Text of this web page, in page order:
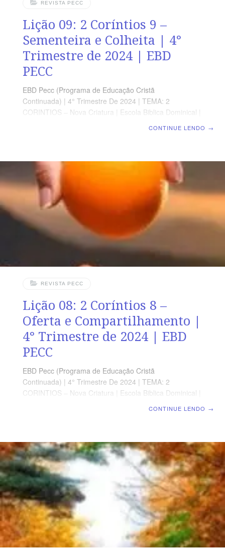
REVISTA PECC
Lição 09: 2 Coríntios 9 –
Sementeira e Colheita | 4°
Trimestre de 2024 | EBD
PECC
EBD Pecc (Programa de Educação Cristã
Continuada) | 4° Trimestre De 2024 | TEMA: 2
CORINTIOS – Nova Criatura | Escola Biblica Dominical |
página. ORIENTAÇÃO PEDAGÓGICA Em 2 Coríntios 9
há 15 versos. Sugerimos começar a aula lendo, com os
alunos, 2 Coríntios 9.1-15 (5 a 7 min.). A revista
funciona como guia de estudo e leitura complementar,
mas não substitui
CONTINUE LENDO →
REVISTA PECC
Lição 08: 2 Coríntios 8 –
Oferta e Compartilhamento |
4° Trimestre de 2024 | EBD
PECC
EBD Pecc (Programa de Educação Cristã
Continuada) | 4° Trimestre De 2024 | TEMA: 2
CORINTIOS – Nova Criatura | Escola Biblica Dominical |
página. ORIENTAÇÃO PEDAGÓGICA Em 2 Coríntios 8
há 24 versos. Sugerimos começar a aula lendo, com os
alunos, 2 Coríntios 8.1-15 (2 a 3 min.). A revista
funciona como guia de estudo e leitura complementar,
mas não substitui
CONTINUE LENDO →